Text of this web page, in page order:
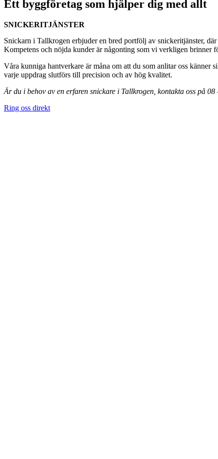
Ett byggföretag som hjälper dig med allt
SNICKERITJÄNSTER
Snickarn i Tallkrogen erbjuder en bred portfölj av snickeritjänster,
Kompetens och nöjda kunder är någonting som vi verkligen brinner
Våra kunniga hantverkare är måna om att du som anlitar oss känner
varje uppdrag slutförs till precision och av hög kvalitet.
Är du i behov av en erfaren snickare i Tallkrogen, kontakta oss på
Ring oss direkt